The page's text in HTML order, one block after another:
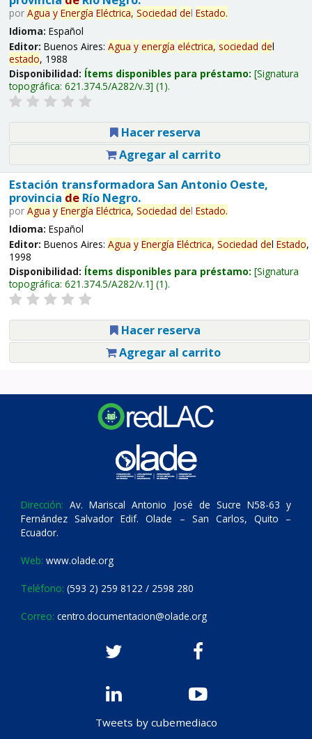
por Agua y Energía Eléctrica, Sociedad del Estado.
Idioma: Español
Editor: Buenos Aires: Agua y energía eléctrica, sociedad del
estado, 1988
Disponibilidad: Ítems disponibles para préstamo: Signatura
topográfica: 621.374.5/A282/v.3 (1).
Hacer reserva
Agregar al carrito
Estación transformadora San Antonio Oeste,
provincia deRío Negro.
por Agua y Energía Eléctrica, Sociedad del Estado.
Idioma: Español
Editor: Buenos Aires: Agua y Energía Eléctrica, Sociedad del Estado,
1998
Disponibilidad: Ítems disponibles para préstamo: Signatura
topográfica: 621.374.5/A282/v.1 (1).
Hacer reserva
Agregar al carrito
Dirección: Av. Mariscal Antonio José de Sucre N58-63 y
Fernández Salvador Edif. Olade – San Carlos, Quito –
Ecuador.
Web: www.olade.org
Teléfono: (593 2) 259 8122 / 2598 280
Correo: centro.documentacion@olade.org
Tweets by cubemediaco